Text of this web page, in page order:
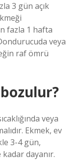
3 gün açık
fazla 1 hafta
veya
raf ömrü
veya
Ekmek, ev
3-4 gün,
kadar dayanır.